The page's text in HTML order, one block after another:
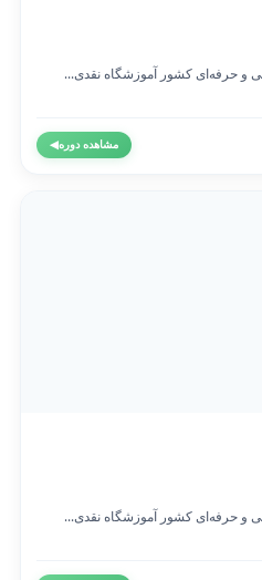
حرفه‌ای کشور آموزشگاه نقدی...
مشاهده دوره◀
حرفه‌ای کشور آموزشگاه نقدی...